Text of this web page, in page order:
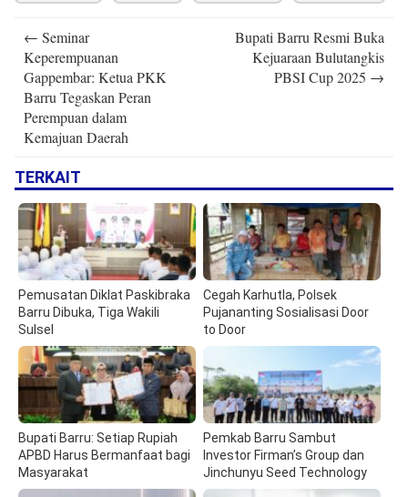
navigation
← Seminar
Keperempuanan
Gappembar: Ketua PKK
Barru Tegaskan Peran
Perempuan dalam
Kemajuan Daerah
Bupati Barru Resmi Buka
Kejuaraan Bulutangkis
PBSI Cup 2025 →
TERKAIT
Pemusatan Diklat Paskibraka
Barru Dibuka, Tiga Wakili
Sulsel
Cegah Karhutla, Polsek
Pujananting Sosialisasi Door
to Door
Bupati Barru: Setiap Rupiah
APBD Harus Bermanfaat bagi
Masyarakat
Pemkab Barru Sambut
Investor Firman’s Group dan
Jinchunyu Seed Technology